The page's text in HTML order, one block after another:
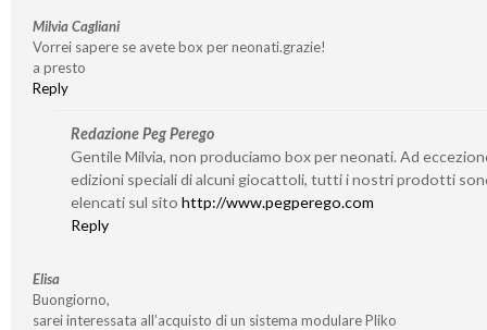
Milvia Cagliani
Vorrei sapere se avete box per neonati.grazie!
a presto
Reply
Redazione Peg Perego
Gentile Milvia, non produciamo box per neonati. Ad
edizioni speciali di alcuni giocattoli, tutti i nostri prodotti
elencati sul sito http://www.pegperego.com
Reply
Elisa
Buongiorno,
sarei interessata all’acquisto di un sistema modulare Pliko